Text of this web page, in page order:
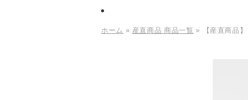
ホーム » 産直商品 商品一覧 » 【産直商品